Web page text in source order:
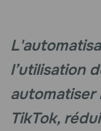
l’utilisation
automatiser
TikTok,